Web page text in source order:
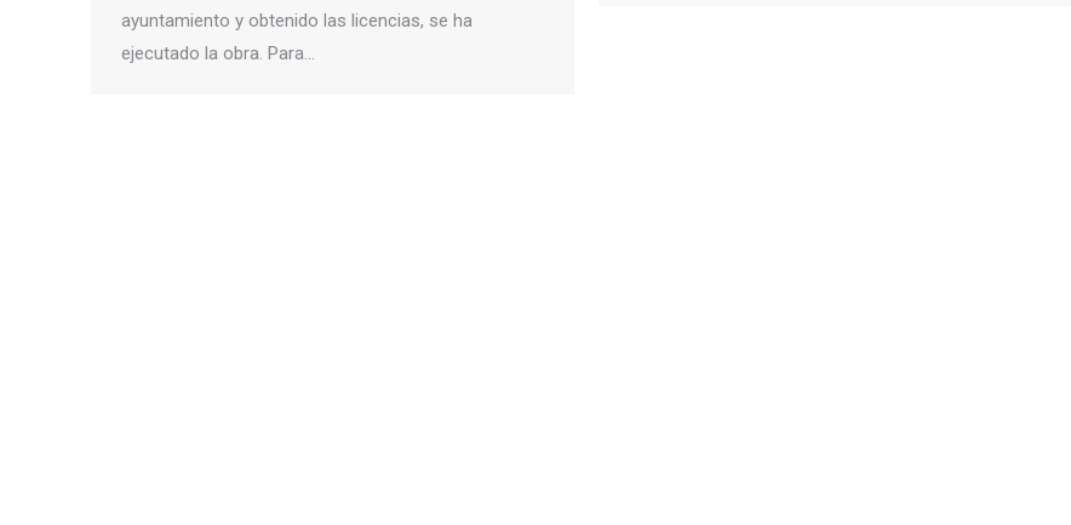
ayuntamiento y obtenido las licencias, se ha
ejecutado la obra. Para…